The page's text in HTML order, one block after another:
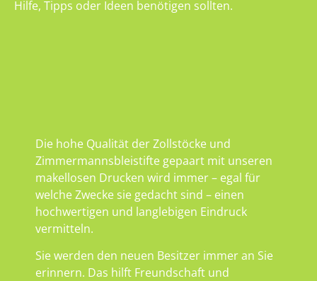
Hilfe, Tipps oder Ideen benötigen sollten.
Die hohe Qualität der Zollstöcke und
Zimmermannsbleistifte gepaart mit unseren
makellosen Drucken wird immer – egal für
welche Zwecke sie gedacht sind – einen
hochwertigen und langlebigen Eindruck
vermitteln.
Sie werden den neuen Besitzer immer an Sie
erinnern. Das hilft Freundschaft und